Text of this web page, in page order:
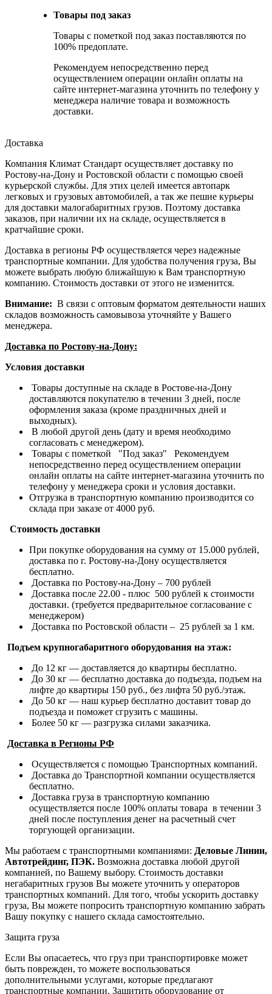
Товары под заказ
Товары с пометкой под заказ поставляются по
100% предоплате.
Рекомендуем непосредственно перед
осуществлением операции онлайн оплаты на
сайте интернет-магазина уточнить по телефону у
менеджера наличие товара и возможность
доставки.
Доставка
Компания Климат Стандарт осуществляет доставку по
Ростову-на-Дону и Ростовской области с помощью своей
курьерской службы. Для этих целей имеется автопарк
легковых и грузовых автомобилей, а так же пешие курьеры
для доставки малогабаритных грузов. Поэтому доставка
заказов, при наличии их на складе, осуществляется в
кратчайшие сроки.
Доставка в регионы РФ осуществляется через надежные
транспортные компании. Для удобства получения груза, Вы
можете выбрать любую ближайшую к Вам транспортную
компанию. Стоимость доставки от этого не изменится.
Внимание: В связи с оптовым форматом деятельности наших
складов возможность самовывоза уточняйте у Вашего
менеджера.
Доставка по Ростову-на-Дону:
Условия доставки
Товары доступные на складе в Ростове-на-Дону
доставляются покупателю в течении 3 дней, после
оформления заказа (кроме праздничных дней и
выходных).
В любой другой день (дату и время необходимо
согласовать с менеджером).
Товары с пометкой "Под заказ" Рекомендуем
непосредственно перед осуществлением операции
онлайн оплаты на сайте интернет-магазина уточнить по
телефону у менеджера сроки и условия доставки.
Отгрузка в транспортную компанию производится со
склада при заказе от 4000 руб.
Стоимость доставки
При покупке оборудования на сумму от 15.000 рублей,
доставка по г. Ростову-на-Дону осуществляется
бесплатно.
Доставка по Ростову-на-Дону – 700 рублей
Доставка после 22.00 - плюс 500 рублей к стоимости
доставки. (требуется предварительное согласование с
менеджером)
Доставка по Ростовской области – 25 рублей за 1 км.
Подъем крупногабаритного оборудования на этаж:
До 12 кг — доставляется до квартиры бесплатно.
До 30 кг — бесплатно доставка до подъезда, подъем на
лифте до квартиры 150 руб., без лифта 50 руб./этаж.
До 50 кг — наш курьер бесплатно доставит товар до
подъезда и поможет сгрузить с машины.
Более 50 кг — разгрузка силами заказчика.
Доставка в Регионы РФ
Осуществляется с помощью Транспортных компаний.
Доставка до Транспортной компании осуществляется
бесплатно.
Доставка груза в транспортную компанию
осуществляется после 100% оплаты товара в течении 3
дней после поступления денег на расчетный счет
торгующей организации.
Мы работаем с транспортными компаниями: Деловые Линии,
Автотрейдинг, ПЭК. Возможна доставка любой другой
компанией, по Вашему выбору. Стоимость доставки
негабаритных грузов Вы можете уточнить у операторов
транспортных компаний. Для того, чтобы ускорить доставку
груза, Вы можете попросить транспортную компанию забрать
Вашу покупку с нашего склада самостоятельно.
Защита груза
Если Вы опасаетесь, что груз при транспортировке может
быть поврежден, то можете воспользоваться
дополнительными услугами, которые предлагают
транспортные компании. Защитить оборудование от